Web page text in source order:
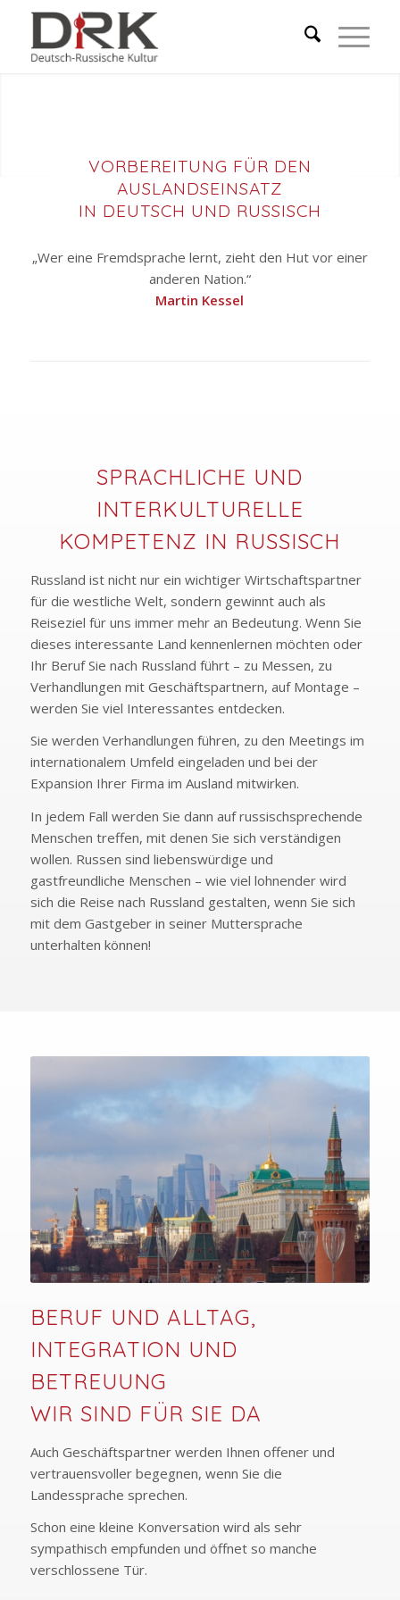
VORBEREITUNG FÜR DEN
AUSLANDSEINSATZ
IN DEUTSCH UND RUSSISCH
„Wer eine Fremdsprache lernt, zieht den Hut vor einer
anderen Nation.“
Martin Kessel
SPRACHLICHE UND
INTERKULTURELLE
KOMPETENZ IN RUSSISCH
Russland ist nicht nur ein wichtiger Wirtschaftspartner
für die westliche Welt, sondern gewinnt auch als
Reiseziel für uns immer mehr an Bedeutung. Wenn Sie
dieses interessante Land kennenlernen möchten oder
Ihr Beruf Sie nach Russland führt – zu Messen, zu
Verhandlungen mit Geschäftspartnern, auf Montage –
werden Sie viel Interessantes entdecken.
Sie werden Verhandlungen führen, zu den Meetings im
internationalem Umfeld eingeladen und bei der
Expansion Ihrer Firma im Ausland mitwirken.
In jedem Fall werden Sie dann auf russischsprechende
Menschen treffen, mit denen Sie sich verständigen
wollen. Russen sind liebenswürdige und
gastfreundliche Menschen – wie viel lohnender wird
sich die Reise nach Russland gestalten, wenn Sie sich
mit dem Gastgeber in seiner Muttersprache
unterhalten können!
BERUF UND ALLTAG,
INTEGRATION UND
BETREUUNG
WIR SIND FÜR SIE DA
Auch Geschäftspartner werden Ihnen offener und
vertrauensvoller begegnen, wenn Sie die
Landessprache sprechen.
Schon eine kleine Konversation wird als sehr
sympathisch empfunden und öffnet so manche
verschlossene Tür.